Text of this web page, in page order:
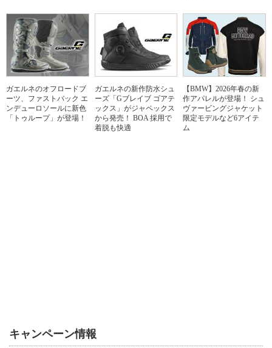
ガエルネのオフロードブ
ーツ、ファストバック エ
ンデューロソールに新色
「トゥループ」が登場！
ガエルネの新作防水シュ
ーズ「Gブレイブ ゴアテ
ックス」がジャペックス
から発売！ BOA 採用で
着脱も快適
【BMW】2026年春の新
作アパレルが登場！ シュ
ヴァービングジャケット
限定モデルなど6アイテ
ム
キャンペーン情報